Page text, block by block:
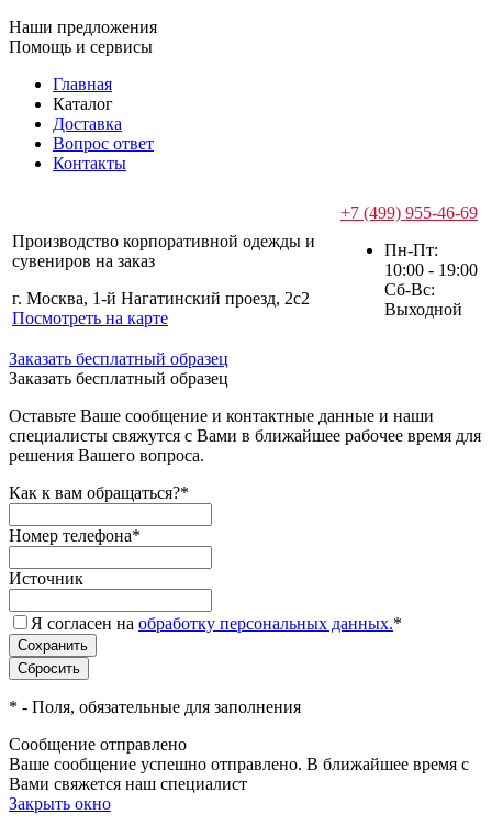
Наши предложения
Помощь и сервисы
Главная
Каталог
Доставка
Вопрос ответ
Контакты
Производство корпоративной одежды и
сувениров на заказ
г. Москва, 1-й Нагатинский проезд, 2с2
Посмотреть на карте
+7 (499) 955-46-69
Пн-Пт:
10:00 - 19:00
Сб-Вс:
Выходной
Заказать бесплатный образец
Заказать бесплатный образец
Оставьте Ваше сообщение и контактные данные и наши
специалисты свяжутся с Вами в ближайшее рабочее время для
решения Вашего вопроса.
Как к вам обращаться?*
Номер телефона*
Источник
Я согласен на обработку персональных данных.*
* - Поля, обязательные для заполнения
Сообщение отправлено
Ваше сообщение успешно отправлено. В ближайшее время с
Вами свяжется наш специалист
Закрыть окно